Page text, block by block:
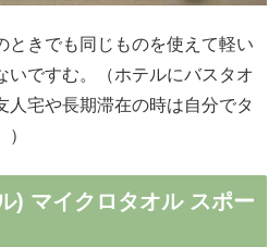
ときでも同じものを使えて軽い
いですむ。（ホテルにバスタオ
人宅や長期滞在の時は自分でタ
) マイクロタオル スポー